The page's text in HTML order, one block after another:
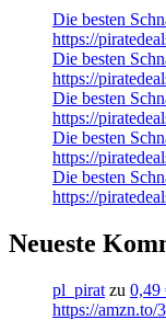
Die besten
https://
Die besten
https://
Die besten
https://
Die besten
https://
Die besten
https://
Neueste
pl_pirat zu 0,49
https://